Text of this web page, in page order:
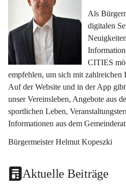
Als
digitalen
CITIES
empfehlen, um sich mit zahlreichen
Auf der Website und in der App
unser Vereinsleben, Angebote aus
sportlichen Leben,
Informationen aus dem
Bürgermeister Helmut Kopeszki
Aktuelle Beiträge